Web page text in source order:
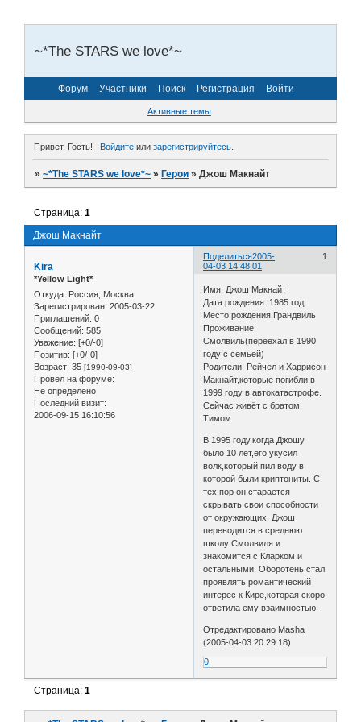
~*The STARS we love*~
Форум Участники Поиск Регистрация Войти
Активные темы
Привет, Гость! Войдитеили зарегистрируйтесь.
»~*The STARS we love*~ »Герои »Джош Макнайт
Джош Макнайт
Страница:1
Поделиться 1
2005-
04-03 14:48:01
Kira
*Yellow Light*
Откуда: Россия, Москва
Зарегистрирован: 2005-03-22
Приглашений: 0
Сообщений: 585
Уважение: [+0/-0]
Позитив: [+0/-0]
Возраст: 35 [1990-09-03]
Провел на форуме:
Не определено
Последний визит:
2006-09-15 16:10:56
Имя: Джош Макнайт
Дата рождения: 1985 год
Место рождения:Грандвиль
Проживание:
Смолвиль(переехал в 1990
году с семьёй)
Родители: Рейчел и Харрисон
Макнайт,которые погибли в
1999 году в автокатастрофе.
Сейчас живёт с братом
Тимом
В 1995 году,когда Джошу
было 10 лет,его укусил
волк,который пил воду в
которой были криптониты. С
тех пор он старается
скрывать свои способности
от окружающих. Джош
переводится в среднюю
школу Смолвиля и
знакомится с Кларком и
остальными. Оборотень стал
проявлять романтический
интерес к Кире,которая скоро
ответила ему взаимностью.
Отредактировано Masha
(2005-04-03 20:29:18)
0
Страница:1